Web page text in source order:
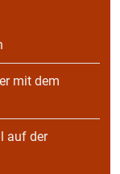
mit dem
auf der